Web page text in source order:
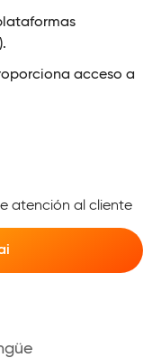
acceso a
atención al cliente